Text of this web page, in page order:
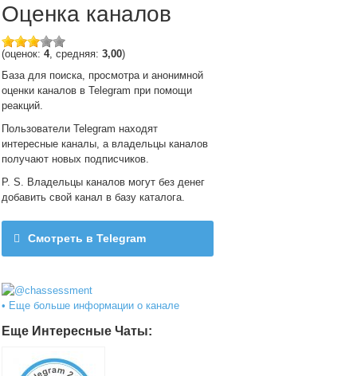
Оценка каналов
(оценок:4, средняя:3,00)
База для поиска, просмотра и анонимной
оценки каналов в Telegram при помощи
реакций.
Пользователи Telegram находят
интересные каналы, а владельцы каналов
получают новых подписчиков.
P. S. Владельцы каналов могут без денег
добавить свой канал в базу каталога.
Смотреть в Telegram
• Еще больше информации о канале
Еще Интересные Чаты: